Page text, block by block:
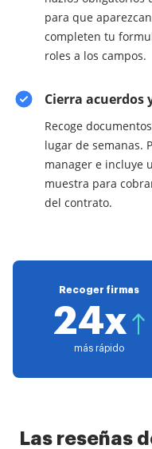
para que
completen tu
roles a los campos.
Cierra acuerdos
Recoge
lugar de semanas.
manager e incluye
muestra para
del contrato.
Recoger firmas
24x
más rápido
Las reseñas